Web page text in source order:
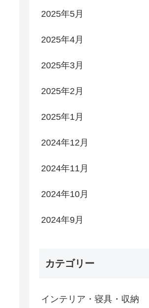
2025年5月
2025年4月
2025年3月
2025年2月
2025年1月
2024年12月
2024年11月
2024年10月
2024年9月
カテゴリー
インテリア・寝具・収納